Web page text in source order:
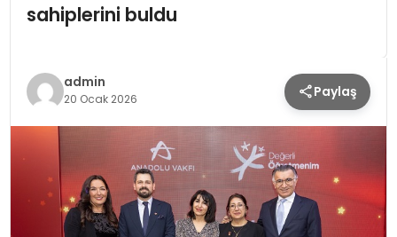
TEKNOLOJI
MAGAZIN
KÜLTÜR & SANAT
SPOR
SAĞLIK
sahiplerini buldu
admin
20 Ocak 2026 Paylaş